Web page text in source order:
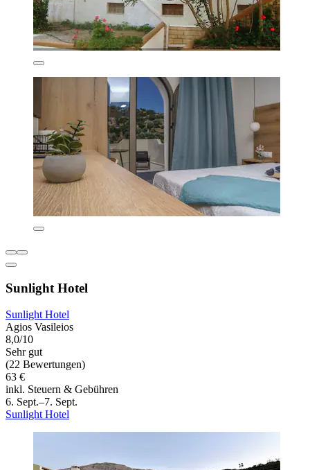
Sunlight Hotel
Sunlight Hotel
Agios Vasileios
8,0/10
Sehr gut
(22 Bewertungen)
63 €
inkl. Steuern & Gebühren
6. Sept.–7. Sept.
Sunlight Hotel